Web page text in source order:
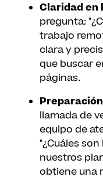
Claridad en
pregunta:
trabajo
clara y
que buscar
páginas.
llamada de
equipo de
"¿Cuáles
nuestros
obtiene una